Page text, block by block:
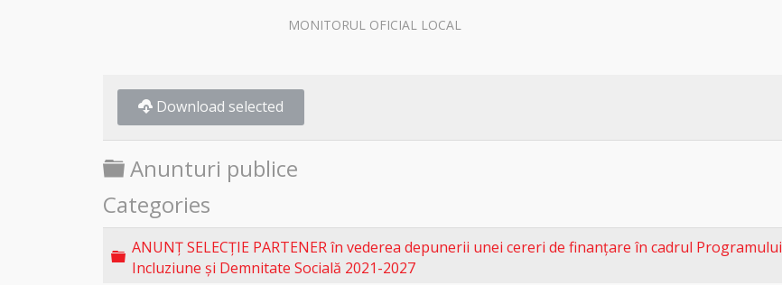
MONITORUL OFICIAL LOCAL
Download selected
Folder
Anunturi publice
Categories
Folder
ANUNȚ SELECȚIE PARTENER în vederea depunerii unei cereri de finanțare în cadrul Programului
Incluziune și Demnitate Socială 2021-2027